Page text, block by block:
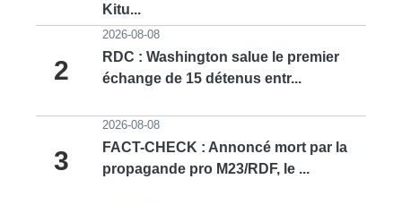
Kitu...
2
2026-08-08
RDC : Washington salue le premier
échange de 15 détenus entr...
3
2026-08-08
FACT-CHECK : Annoncé mort par la
propagande pro M23/RDF, le ...